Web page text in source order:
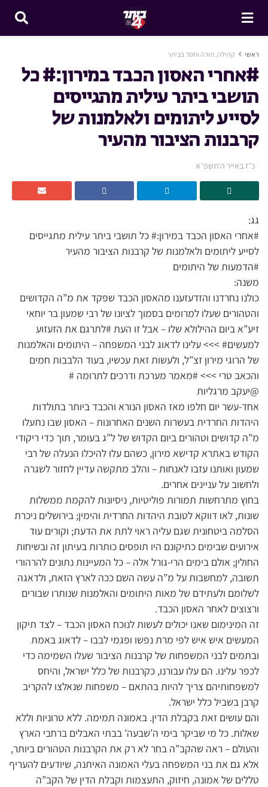
ראשי קהילה, תורה וחסד בביתר
#אחרי האסון הכבד במירון:# כל
תושבי ביתר עילית מתגייסים
לסייע ליתומים ולאלמנות של
קרבנות הציבור מהעיר
כ״ז באייר ה׳תשפ״א
גג:
#אחרי האסון הכבד במירון:# כל תושבי ביתר עילית מתגייסים
לסייע ליתומים ולאלמנות של קרבנות הציבור מהעיר
#הדמעות של היתומים
משנה:
כולנו נחרדנו והזדעזענו מהאסון הכבד שפקד את מ”ה הקדושים
והטהורים שעלו למרומים בסמוך לציונו של רבי שמעון בר יוחאי
זיע”א ביום ההילולא שלו – אבל זו העת #לתרגם את הזעזוע
למעשים# >>> עלינו לדאוג לבני המשפחה – היתומים והאלמנות
של הרוגי מירון זצ”ל, ולעשות זאת עכשיו, בעוד הלבבות חמים
והכאב טרי >>> #מאמר מערכת ודרכים לתרומה #
@יעקב מרגליות
אחד-עשר יום חלפו מאז האסון הנורא והכבד ביותר בתולדות
היהדות החרדית בעשרות השנים האחרונות – האסון שבו נתעלו
מ”ה קדושים וטהורים ביום הקדוש של ל”ג בעומר, תוך כדי ריקודי
הקודש באתרא קדישא מירון, כשהם עלו להיכלו הנעלה של רבי
שמעון ואותנו עזבו לאנחות – והלב מתקשה עדיין לחזור לשגרה
ולחשוב על עניינים אחרים.
בחוץ מתרחשות תמורות פוליטיות, ניסיונות להקמת ממשלות
שונות, לאו דווקא לטובת היהדות החרדית והימין; בירושלים ניכרת
הסלמה ביטחונית שגם עליה ראוי לתת את הדעת; וקורים עוד
אירועים שבימים כתיקונם היו תופסים כותרות בעיתון זה ובשיחות
החולין; אולם בימים הרי-גורל אלה – כל המעיינות נתונים להרהורי
תשובה, למחשבות על מ”ה עשה השם ככה לארץ הזאת, ולדאגה
לשלומם ולעתידם של מאות היתומים והאלמנות שנותרו שבורים
ורצוצים לאחר האסון הכבד.
זה המינימום שאנו יכולים לעשות לנוכח האסון הכבד – לצד תיקון
המעשים איש איש לפי מרת נפשו ופגמי לבבו – לדאוג באמת
ובתמים לבני המשפחות של קרבנות הציבור שעלו השמימה כדי
לכפר עלינו. הם עלו עבורנו, כקרבנות של כלל ישראל, והיחס
למשפחותיהם צריך להיות בהתאם – משפחות שנאלצו להקריב
קרבן בשביל כלל ישראל.
והם עושים זאת בקבלת הדין. באמונה תמימה. ללא טרוניות וללא
שאלות. כל מי שביקר בימי ה’שבעה’ בבתי האבלים ברחבי הארץ
והעולם – ראה שהקב”ה בחר לא רק את הקרבנות הטהורים ביותר,
אלא גם את בני המשפחה בעלי האמונה האיתנה, שיודעים להעריף
טללים של אמונה, חיזוק, התעצמות וקבלת הדין של הקב”ה